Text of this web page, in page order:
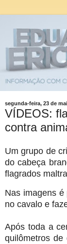
segunda-feira, 23 de
VÍDEOS:
contra
Um grupo de
do cabeça
flagrados
Nas imagens
no cavalo e
Após toda a
quilômetros